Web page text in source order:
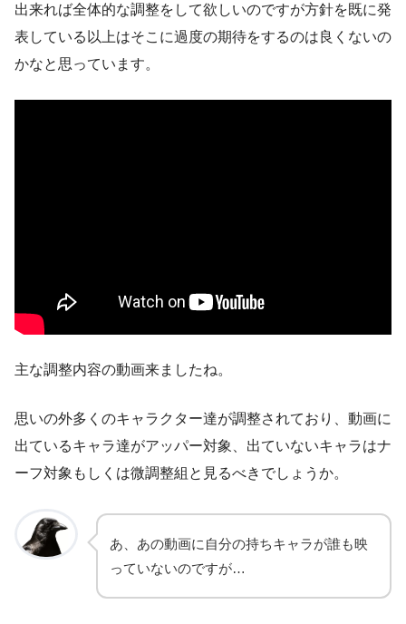
出来れば全体的な調整をして欲しいのですが方針を既に発
表している以上はそこに過度の期待をするのは良くないの
かなと思っています。
主な調整内容の動画来ましたね。
思いの外多くのキャラクター達が調整されており、動画に
出ているキャラ達がアッパー対象、出ていないキャラはナ
ーフ対象もしくは微調整組と見るべきでしょうか。
あ、あの動画に自分の持ちキャラが誰も映
っていないのですが…